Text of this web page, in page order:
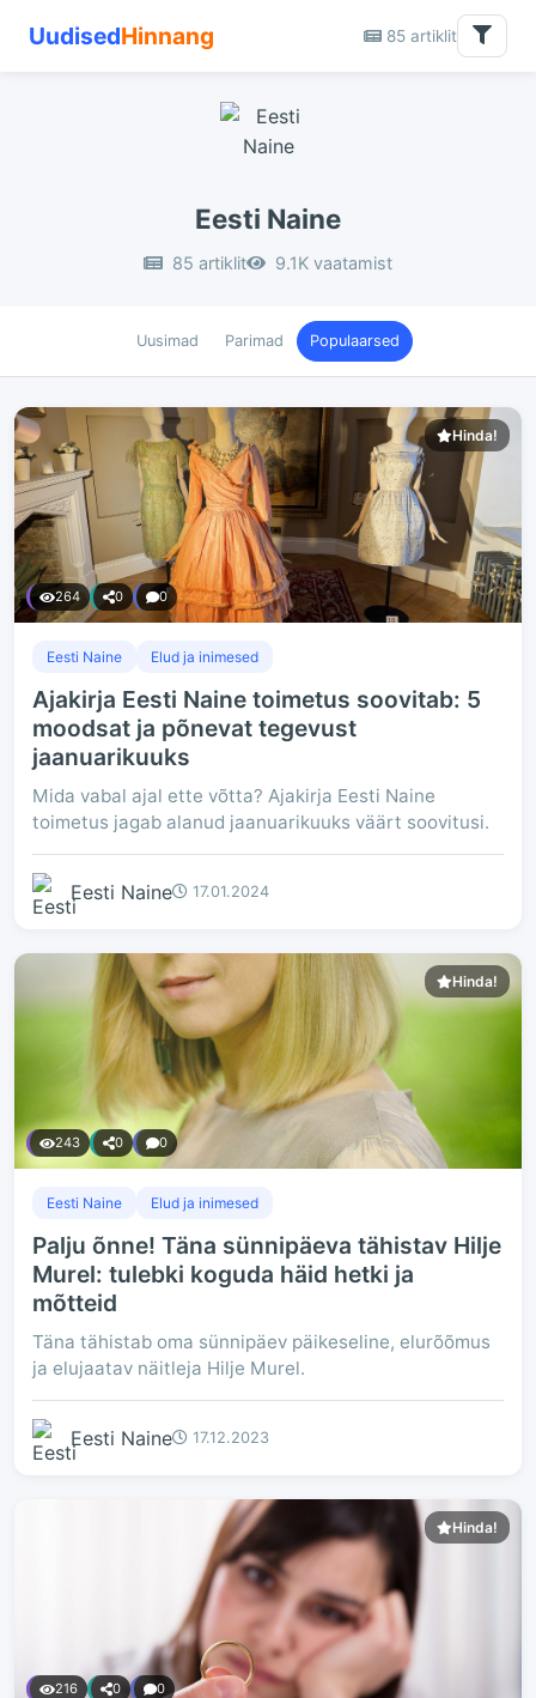
UudisedHinnang 85 artiklit
Eesti Naine
85 artiklit 9.1K vaatamist
Uusimad Parimad Populaarsed
Hinda!
264 0 0
Eesti Naine Elud ja inimesed
Ajakirja Eesti Naine toimetus soovitab: 5
moodsat ja põnevat tegevust
jaanuarikuuks
Mida vabal ajal ette võtta? Ajakirja Eesti Naine
toimetus jagab alanud jaanuarikuuks väärt soovitusi.
Eesti Naine 17.01.2024
Hinda!
243 0 0
Eesti Naine Elud ja inimesed
Palju õnne! Täna sünnipäeva tähistav Hilje
Murel: tulebki koguda häid hetki ja
mõtteid
Täna tähistab oma sünnipäev päikeseline, elurõõmus
ja elujaatav näitleja Hilje Murel.
Eesti Naine 17.12.2023
Hinda!
216 0 0